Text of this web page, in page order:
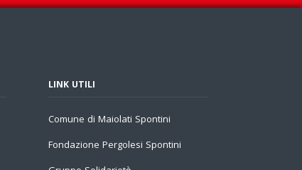
LINK UTILI
Comune di Maiolati Spontini
Fondazione Pergolesi Spontini